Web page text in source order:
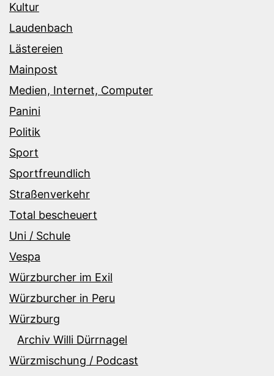
Kultur
Laudenbach
Lästereien
Mainpost
Medien, Internet, Computer
Panini
Politik
Sport
Sportfreundlich
Straßenverkehr
Total bescheuert
Uni / Schule
Vespa
Würzburcher im Exil
Würzburcher in Peru
Würzburg
Archiv Willi Dürrnagel
Würzmischung / Podcast